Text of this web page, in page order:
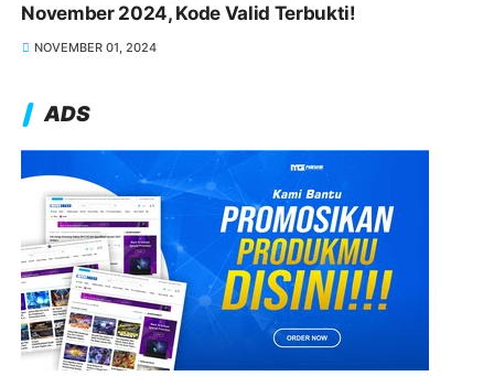
November 2024, Kode Valid Terbukti!
NOVEMBER 01, 2024
ADS